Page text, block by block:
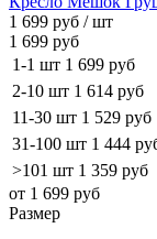
1 699 руб / шт
1 699 руб
1-1 шт 1 699 руб
2-10 шт 1 614 руб
11-30 шт 1 529 руб
31-100 шт 1 444
>101 шт 1 359 руб
от 1 699 руб
Размер